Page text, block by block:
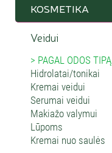
KOSMETIKA
Veidui
PAGAL ODOS TIPĄ
Hidrolatai/tonikai
Kremai veidui
Serumai veidui
Makiažo valymui
Lūpoms
Kremai nuo saulės